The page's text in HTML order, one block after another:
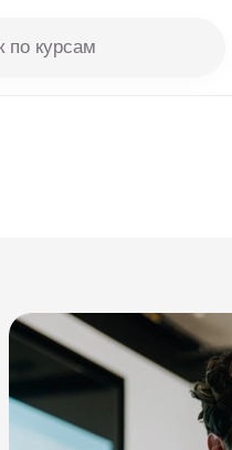
по курсам